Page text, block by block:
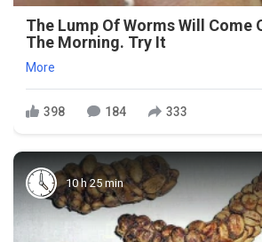
The Lump Of Worms Will Come
The Morning. Try It
More
398 184 333
10 h 25 min